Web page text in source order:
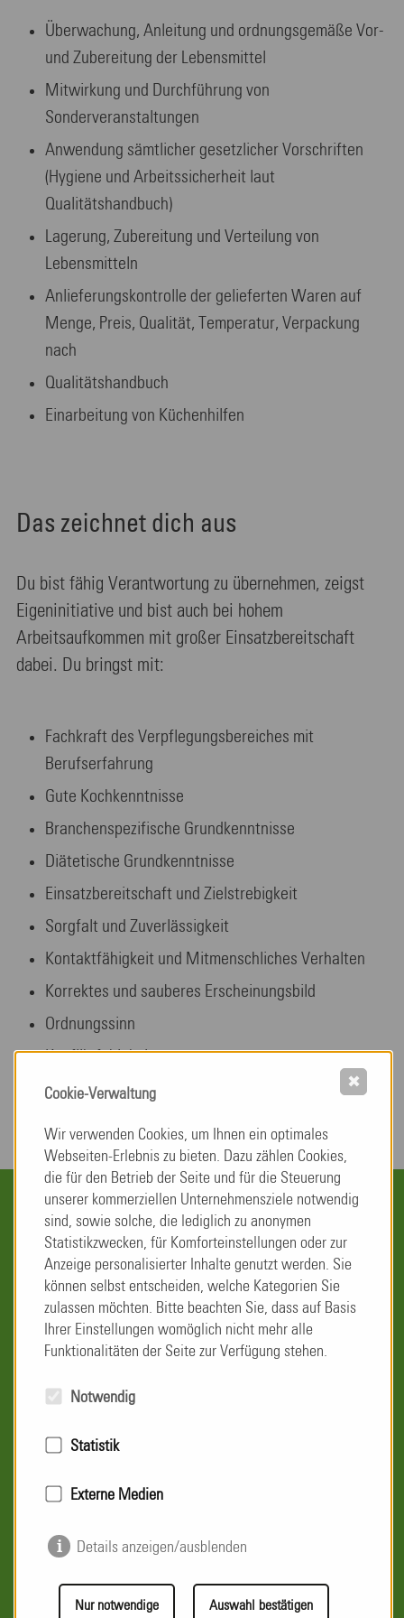
Überwachung, Anleitung und ordnungsgemäße Vor-
und Zubereitung der Lebensmittel
Mitwirkung und Durchführung von
Sonderveranstaltungen
Anwendung sämtlicher gesetzlicher Vorschriften
(Hygiene und Arbeitssicherheit laut
Qualitätshandbuch)
Lagerung, Zubereitung und Verteilung von
Lebensmitteln
Anlieferungskontrolle der gelieferten Waren auf
Menge, Preis, Qualität, Temperatur, Verpackung
nach
Qualitätshandbuch
Einarbeitung von Küchenhilfen
Das zeichnet dich aus
Du bist fähig Verantwortung zu übernehmen, zeigst
Eigeninitiative und bist auch bei hohem
Arbeitsaufkommen mit großer Einsatzbereitschaft
dabei. Du bringst mit:
Fachkraft des Verpflegungsbereiches mit
Berufserfahrung
Gute Kochkenntnisse
Branchenspezifische Grundkenntnisse
Diätetische Grundkenntnisse
Einsatzbereitschaft und Zielstrebigkeit
Sorgfalt und Zuverlässigkeit
Kontaktfähigkeit und Mitmenschliches Verhalten
Korrektes und sauberes Erscheinungsbild
Ordnungssinn
Konfliktfähigkeit
Was dich erwartet
Das Team
Jeder kennt jeden und es herrscht eine flache
Hierarchie. Jede Stimme im Team wird gehört,
Attraktive Vergütung
Wir bieten nicht nur ein attraktives Grundgehalt,
Arbeitgeberzuschuss.
Fort- und Weiterbildungen
Cookie-Verwaltung
Wir verwenden Cookies, um Ihnen ein optimales
Webseiten-Erlebnis zu bieten. Dazu zählen Cookies,
die für den Betrieb der Seite und für die Steuerung
unserer kommerziellen Unternehmensziele notwendig
sind, sowie solche, die lediglich zu anonymen
Statistikzwecken, für Komforteinstellungen oder zur
Anzeige personalisierter Inhalte genutzt werden. Sie
können selbst entscheiden, welche Kategorien Sie
zulassen möchten. Bitte beachten Sie, dass auf Basis
Ihrer Einstellungen womöglich nicht mehr alle
Funktionalitäten der Seite zur Verfügung stehen.
Notwendig
Statistik
Externe Medien
Details anzeigen/ausblenden
Nur notwendige Auswahl bestätigen
✖